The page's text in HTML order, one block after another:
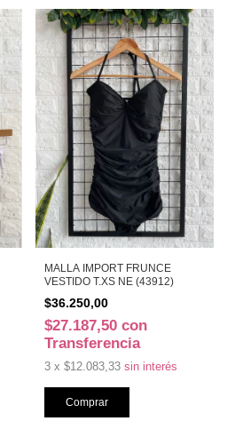
MALLA IMPORT FRUNCE
VESTIDO T.XS NE (43912)
$36.250,00
$27.187,50 con
Transferencia
3 x $12.083,33 sin interés